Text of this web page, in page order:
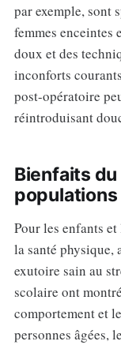
par exemple, sont
femmes enceintes
doux et des
inconforts
post-opératoire
réintroduisant
Bienfaits
populations
Pour les enfants
la santé
exutoire sain au
scolaire ont
comportement et
personnes âgées,